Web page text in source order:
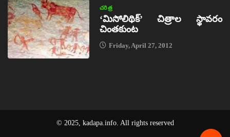
చరిత్ర
‘మిసోలిథిక్‌’ చిత్రాల స్థావరం
చింతకుంట
Friday, April 27, 2012
© 2025, kadapa.info. All rights reserved